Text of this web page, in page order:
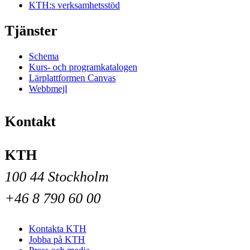
KTH:s verksamhetsstöd
Tjänster
Schema
Kurs- och programkatalogen
Lärplattformen Canvas
Webbmejl
Kontakt
KTH
100 44 Stockholm
+46 8 790 60 00
Kontakta KTH
Jobba på KTH